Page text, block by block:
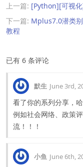
上一篇: [Python][可视
下一篇: Mplus7.0潜类
教程
已有 6 条评论
默生 June 3rd,
看了你的系列分享，
例如社会网络、政策
流！！！
小鱼 June 6th,